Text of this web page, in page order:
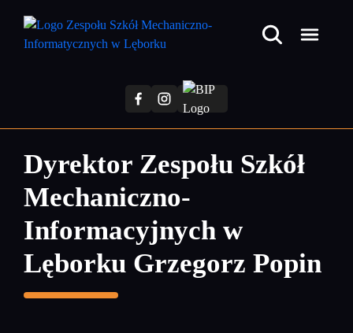
treści
Dyrektor Zespołu Szkół
Mechaniczno-
Informacyjnych w
Lęborku Grzegorz Popin